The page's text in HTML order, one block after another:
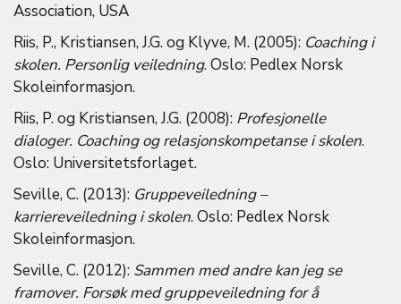
Association, USA
Riis, P., Kristiansen, J.G. og Klyve, M. (2005): Coaching i
skolen. Personlig veiledning. Oslo: Pedlex Norsk
Skoleinformasjon.
Riis, P. og Kristiansen, J.G. (2008): Profesjonelle
dialoger. Coaching og relasjonskompetanse i skolen.
Oslo: Universitetsforlaget.
Seville, C. (2013): Gruppeveiledning –
karriereveiledning i skolen. Oslo: Pedlex Norsk
Skoleinformasjon.
Seville, C. (2012): Sammen med andre kan jeg se
framover. Forsøk med gruppeveiledning for å